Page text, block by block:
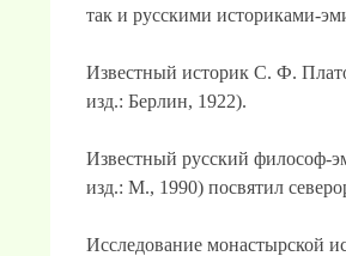
так и русскими историками-
Известный историк С. Ф.
изд.: Берлин, 1922).
Известный русский философ-
изд.: М., 1990) посвятил
Исследование монастырской